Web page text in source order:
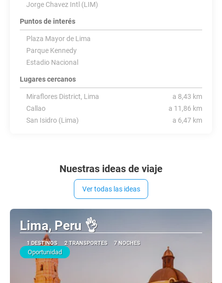
Jorge Chavez Intl (LIM)
Puntos de interés
Plaza Mayor de Lima
Parque Kennedy
Estadio Nacional
Lugares cercanos
Miraflores District, Lima
a 8,43 km
Callao
a 11,86 km
San Isidro (Lima)
a 6,47 km
Nuestras ideas de viaje
Ver todas las ideas
Lima, Peru 👌
1 DESTINOS 2 TRANSPORTES 7 NOCHES
Oportunidad